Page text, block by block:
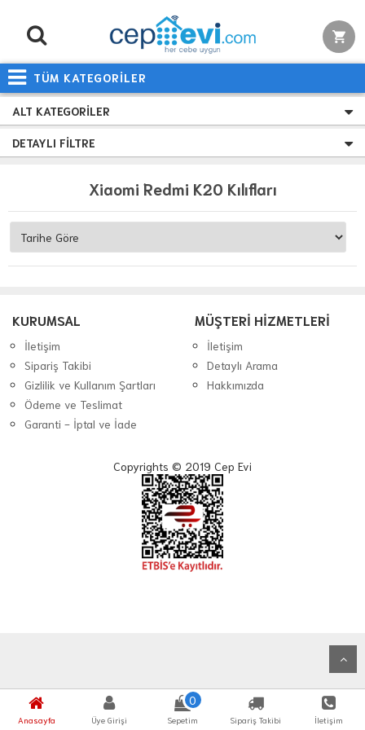
TÜM KATEGORİLER
Anasayfa Üye Girişi
0
Sepetim Sipariş Takibi İletişim
ALT KATEGORILER
DETAYLI FILTRE
Xiaomi Redmi K20 Kılıfları
KURUMSAL
İletişim
Sipariş Takibi
Gizlilik ve Kullanım Şartları
Ödeme ve Teslimat
Garanti - İptal ve İade
MÜŞTERİ HİZMETLERİ
İletişim
Detaylı Arama
Hakkımızda
Copyrights © 2019 Cep Evi